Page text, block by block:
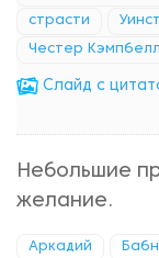
страсти
Честер
Cлайд с
Небольшие
желание.
Аркадий